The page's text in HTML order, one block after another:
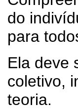
do
para
Ela deve
coletivo,
teoria.